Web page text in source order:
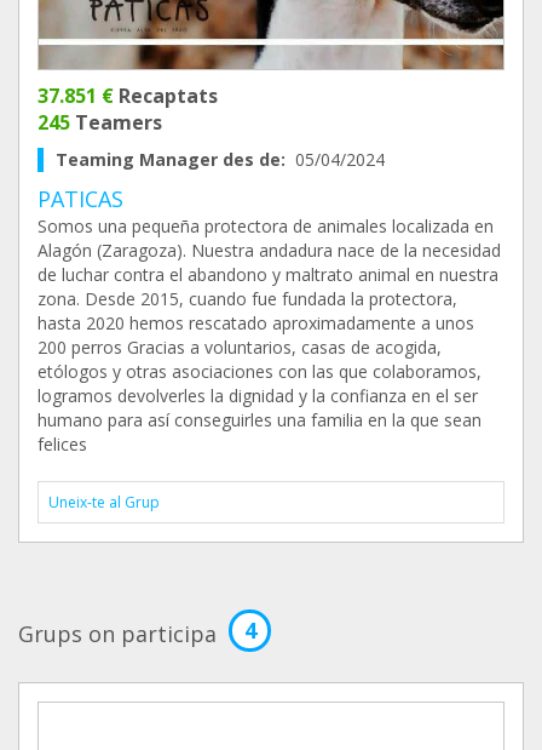
37.851 € Recaptats
245 Teamers
Teaming Manager des de: 05/04/2024
PATICAS
Somos una pequeña protectora de animales localizada en
Alagón (Zaragoza). Nuestra andadura nace de la necesidad
de luchar contra el abandono y maltrato animal en nuestra
zona. Desde 2015, cuando fue fundada la protectora,
hasta 2020 hemos rescatado aproximadamente a unos
200 perros Gracias a voluntarios, casas de acogida,
etólogos y otras asociaciones con las que colaboramos,
logramos devolverles la dignidad y la confianza en el ser
humano para así conseguirles una familia en la que sean
felices
Uneix-te al Grup
Grups on participa 4